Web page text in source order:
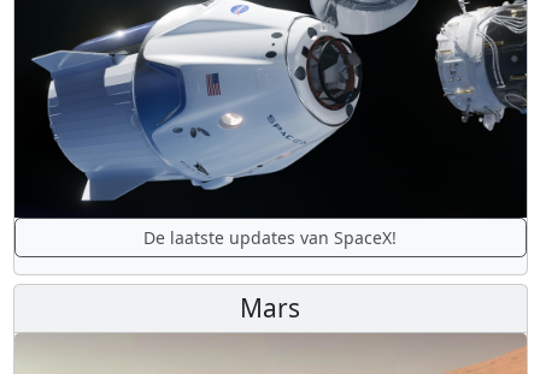
De laatste updates van SpaceX!
Mars